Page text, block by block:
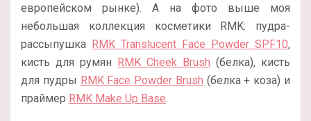
европейском рынке). А на фото выше моя
небольшая коллекция косметики RMK: пудра-
рассыпушка RMK Translucent Face Powder SPF10,
кисть для румян RMK Cheek Brush (белка), кисть
для пудры RMK Face Powder Brush (белка + коза) и
праймер RMK Make Up Base.